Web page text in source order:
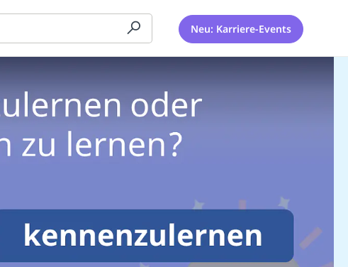
Neu: Karriere-Events